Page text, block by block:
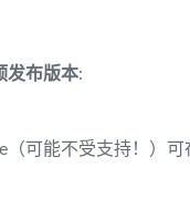
发布版本:
（可能不受支持！）可